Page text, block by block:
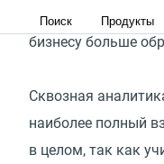
Поиск Продукты
до сделки и
бизнесу больше
Сквозная
наиболее полный
в целом, так как